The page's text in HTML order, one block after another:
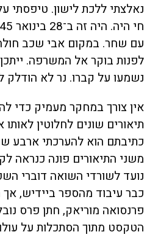
נאלצתי ללכת לישון. טיפסתי
עם שחר. במקום אבי שכב
לפנות בוקר אל המשרפה.
נשמעו על קברו. נר לא הודלק
אין צורך במחקר מעמיק כדי
תיאורים שונים לחלוטין
כתיבתם הוא להערכתי ארבע
משני התיאורים פונה כנראה
נועד לשורדי השואה דוברי
כבר עיבוד מהספר ביידיש,
פרנסואה מוריאק, חתן פרס
הטקסט מתוך הסתכלות על